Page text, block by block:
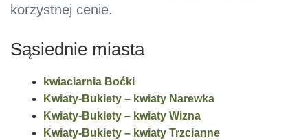
korzystnej cenie.
Sąsiednie miasta
kwiaciarnia Boćki
Kwiaty-Bukiety – kwiaty Narewka
Kwiaty-Bukiety – kwiaty Wizna
Kwiaty-Bukiety – kwiaty Trzcianne